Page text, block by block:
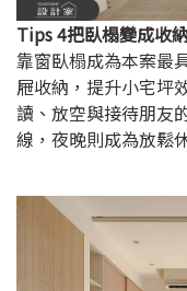
Tips 4把臥榻變成收
靠窗臥榻成為本案最
屜收納，提升小宅坪
讀、放空與接待朋友
線，夜晚則成為放鬆